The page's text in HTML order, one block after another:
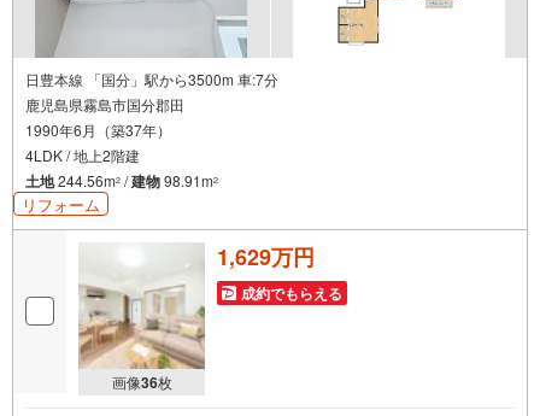
日豊本線 「国分」駅から3500m 車:7分
鹿児島県霧島市国分郡田
1990年6月（築37年）
4LDK / 地上2階建
土地244.56m2 /建物98.91m2
リフォーム
画像36枚
1,629万円
成約でもらえる